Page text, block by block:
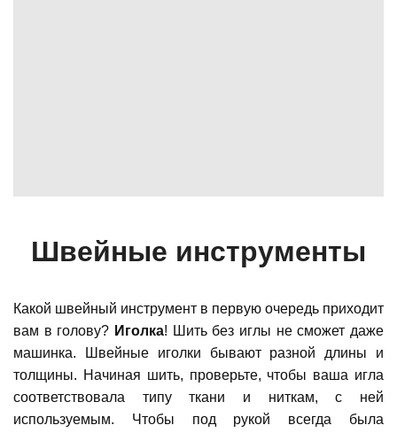
Швейные инструменты
Какой швейный инструмент в первую очередь приходит
вам в голову? Иголка! Шить без иглы не сможет даже
машинка. Швейные иголки бывают разной длины и
толщины. Начиная шить, проверьте, чтобы ваша игла
соответствовала типу ткани и ниткам, с ней
используемым. Чтобы под рукой всегда была